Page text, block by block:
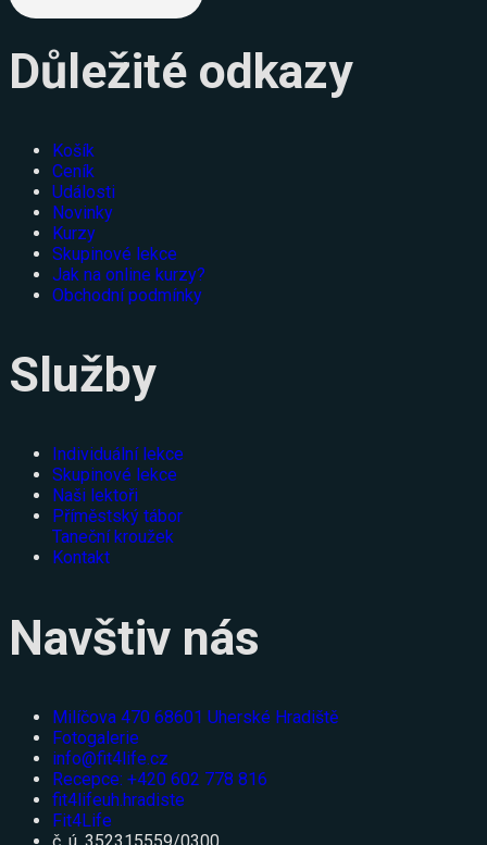
Důležité odkazy
Košík
Ceník
Události
Novinky
Kurzy
Skupinové lekce
Jak na online kurzy?
Obchodní podmínky
Služby
Individuální lekce
Skupinové lekce
Naši lektoři
Příměstský tábor
Taneční kroužek
Kontakt
Navštiv nás
Milíčova 470 68601 Uherské Hradiště
Fotogalerie
info@fit4life.cz
Recepce: +420 602 778 816
fit4lifeuh.hradiste
Fit4Life